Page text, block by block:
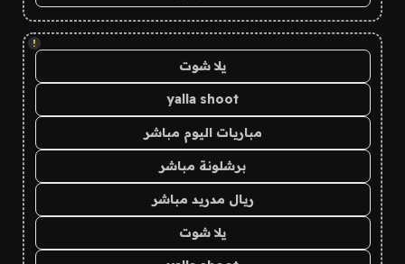
!
يلا شوت
yalla shoot
مباريات اليوم مباشر
برشلونة مباشر
ريال مدريد مباشر
يلا شوت